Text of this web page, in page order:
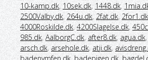
10-kamp.dk, 10sek.dk, 1448.dk,
2500Valby.dk, 264u.dk, 2fat.dk, 2for1.dk
4000Roskilde.dk, 4200Slagelse.dk,
985.dk, AalborgC.dk, after8.dk, agua.dk,
arsch.dk, arsehole.dk, atji.dk,
badenymfen.dk, badepigen.dk,